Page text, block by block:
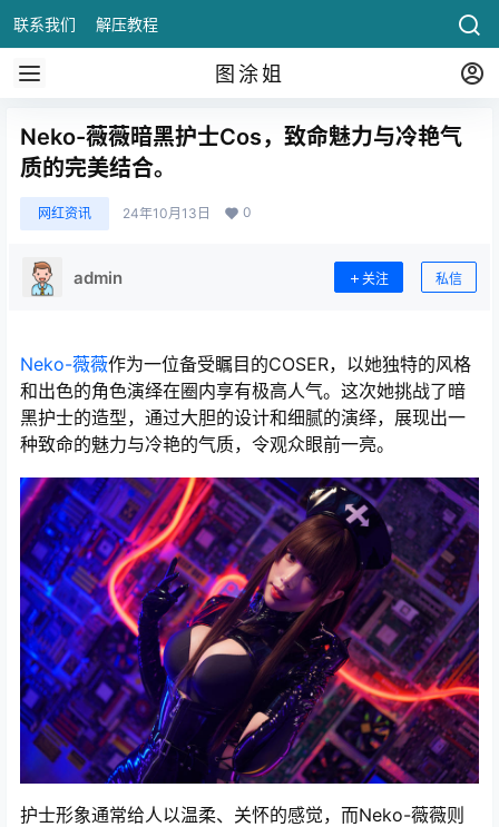
联系我们 解压教程
图涂姐
Neko-薇薇暗黑护士Cos，致命魅力与冷艳气
质的完美结合。
网红资讯 24年10月13日 0
admin 关注 私信
Neko-薇薇作为一位备受瞩目的COSER，以她独特的风格
和出色的角色演绎在圈内享有极高人气。这次她挑战了暗
黑护士的造型，通过大胆的设计和细腻的演绎，展现出一
种致命的魅力与冷艳的气质，令观众眼前一亮。
护士形象通常给人以温柔、关怀的感觉，而Neko-薇薇则